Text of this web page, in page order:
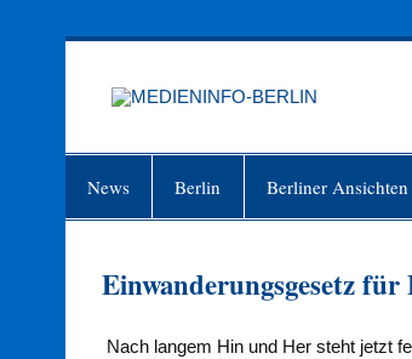
News Berlin Berliner Ansichten
Einwanderungsgesetz
Nach langem Hin und Her steht jetzt